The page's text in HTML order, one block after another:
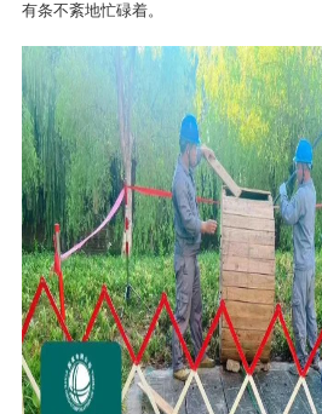
有条不紊地忙碌着。